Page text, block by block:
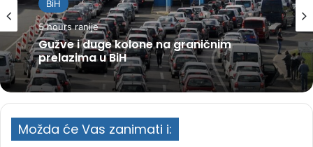
BiH
5 hours ranije
Gužve i duge kolone na graničnim
prelazima u BiH
Možda će Vas zanimati i: